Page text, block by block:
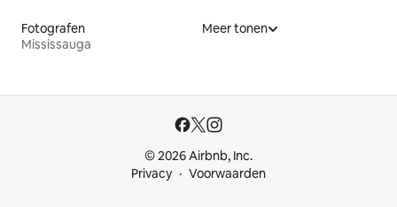
Fotografen
Mississauga
Meer tonen
© 2026 Airbnb, Inc.
Privacy
Voorwaarden